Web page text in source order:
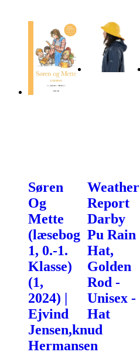
Søren
Og
Mette
(læsebog
1, 0.-1.
Klasse)
(1,
2024) |
Ejvind
Jensen,knud
Hermansen
Weather
Report
Darby
Pu Rain
Hat,
Golden
Rod -
Unisex -
Hat